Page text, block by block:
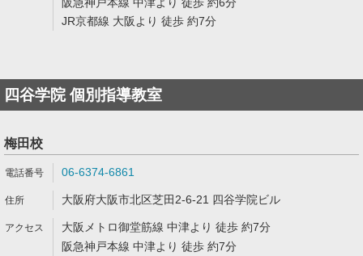
JR京都線 大阪より 徒歩 約7分
四谷学院 個別指導教室
梅田校
06-6374-6861
大阪府大阪市北区芝田2-6-21 四谷学院ビル
大阪メトロ御堂筋線 中津より 徒歩 約7分
阪急神戸本線 中津より 徒歩 約7分